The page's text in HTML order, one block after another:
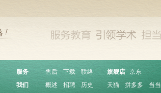
服务 ︱ 售后 下载
联络
我们
概述 招聘 历史
旗舰店 京东
天猫
拼多多 当当